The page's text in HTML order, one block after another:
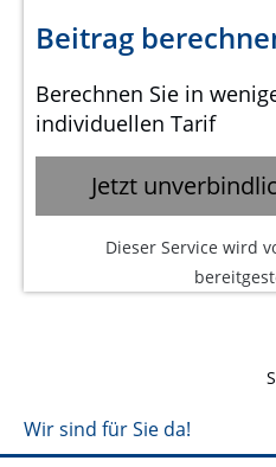
Beitrag
Berechnen Sie in
individuellen Tarif
Jetzt
Dieser Service wird
Wir sind für Sie da!